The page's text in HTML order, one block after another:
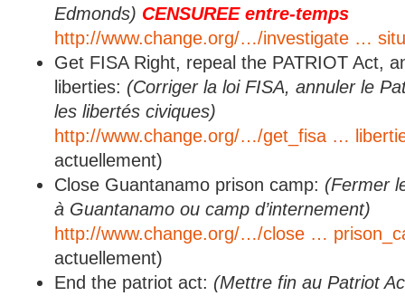
Edmonds) CENSUREE entre-temps
http://www.change.org/…/investigate …
Get FISA Right, repeal the PATRIOT Act,
liberties: (Corriger la loi FISA, annuler le
les libertés civiques)
http://www.change.org/…/get_fisa …
actuellement)
Close Guantanamo prison camp: (Fermer
à Guantanamo ou camp d’internement)
http://www.change.org/…/close …
actuellement)
End the patriot act: (Mettre fin au Patriot